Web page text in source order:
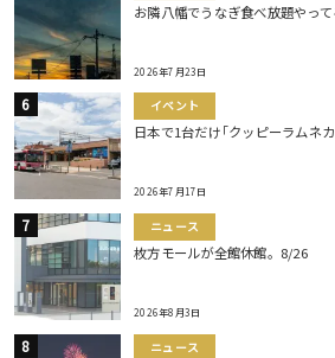
お隣八幡でうなぎ食べ放題やって
2026年7月23日
イベント
日本で1台だけ｢クッピーラムネ
2026年7月17日
ニュース
枚方モールが全館休館。8/26
2026年8月3日
ニュース